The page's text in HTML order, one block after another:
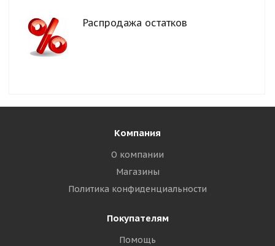
Распродажа остатков
Компания
О компании
Магазины
Политика конфиденциальности
Покупателям
Помощь